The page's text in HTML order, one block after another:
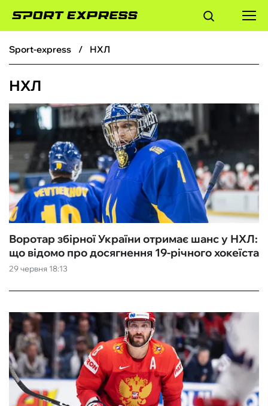
ФУТБОЛ
БОКС
ХОКЕЙ
ТЕНІС
КІБЕРСПОРТ
ЧС-2026
ФУТЗАЛ
ІНШІ
БУКМЕКЕРИ
sport-express НХЛ
НХЛ
29 червня 18:13
Воротар збірної України отримає шанс у НХЛ:
що відомо про досягнення 19-річного хокеїста